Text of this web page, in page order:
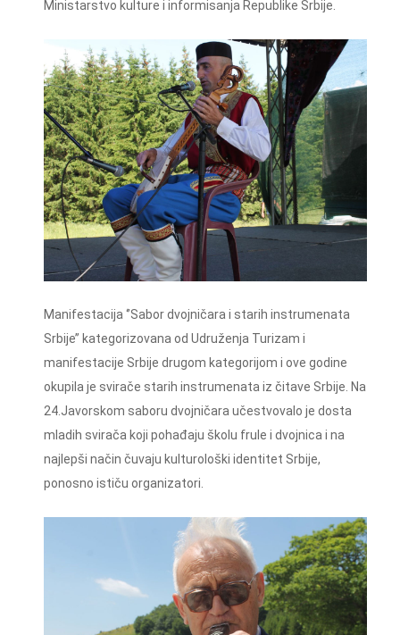
Ministarstvo kulture i informisanja Republike Srbije.
Manifestacija ‘’Sabor dvojničara i starih instrumenata
Srbije’’ kategorizovana od Udruženja Turizam i
manifestacije Srbije drugom kategorijom i ove godine
okupila je svirače starih instrumenata iz čitave Srbije. Na
24.Javorskom saboru dvojničara učestvovalo je dosta
mladih svirača koji pohađaju školu frule i dvojnica i na
najlepši način čuvaju kulturološki identitet Srbije,
ponosno ističu organizatori.